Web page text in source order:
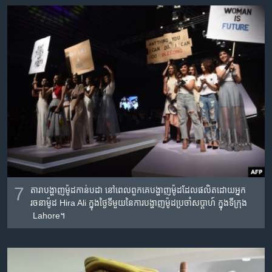
7
តារា​បង្ហាញ​ម៉ូដ​កាន់​បដា​ នៅ​ពេល​ពួក​គេ​បង្ហាញ​ម៉ូដ​ដែល​ផលិត​ដោយ​អ្នក​
រចនា​ម៉ូដ Hira Ali ក្នុង​ថ្ងៃ​ទី​មួយ​នៃ​ការ​បង្ហាញ​ម៉ូដ​ប្រចាំ​សប្តាហ៍ ក្នុង​ទីក្រុង​
Lahore។